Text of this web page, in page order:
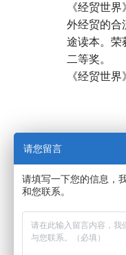
《经贸世
外经贸的合
途读本。荣
二等奖。
《经贸世
请您留言
请填写一下您的信息，
和您联系。